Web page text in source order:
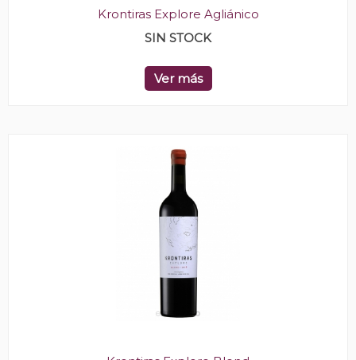
Krontiras Explore Agliánico
SIN STOCK
Ver más